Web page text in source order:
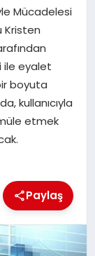
Mücadelesi
Kristen
ile eyalet
boyuta
kullanıcıyla
etmek
Paylaş